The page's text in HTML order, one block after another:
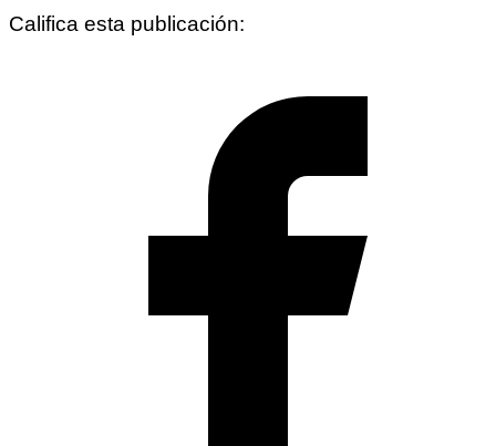
Califica esta publicación: